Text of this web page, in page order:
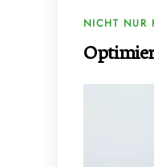
NICHT NUR